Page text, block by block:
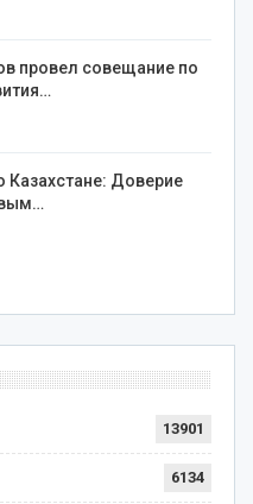
провел совещание по
Казахстане: Доверие
13901
6134